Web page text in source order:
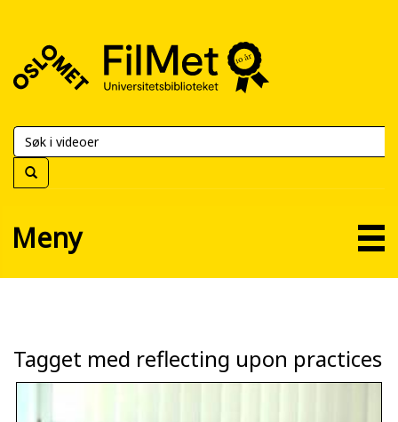
FilMet
Universitetsbiblioteket
Meny
Tagget med reflecting upon practices